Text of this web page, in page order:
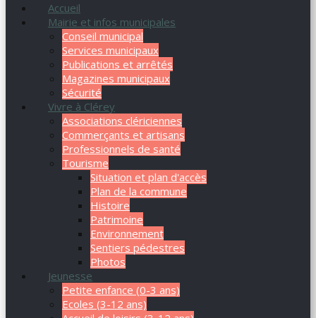
Accueil
Mairie et infos municipales
Conseil municipal
Services municipaux
Publications et arrêtés
Magazines municipaux
Sécurité
Vivre à Clérey
Associations clériciennes
Commerçants et artisans
Professionnels de santé
Tourisme
Situation et plan d'accès
Plan de la commune
Histoire
Patrimoine
Environnement
Sentiers pédestres
Photos
Jeunesse
Petite enfance (0-3 ans)
Ecoles (3-12 ans)